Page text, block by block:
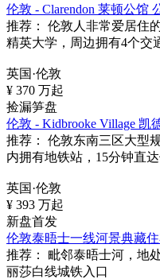
伦敦 - Clarendon 莱顿公馆
推荐：
伦敦人非常爱居住
精英大学，周边拥有4个交
英国·伦敦
¥ 370 万起
捡漏笋盘
伦敦 - Kidbrooke Village 凯
推荐：
伦敦东南三区大型
内拥有地铁站，15分钟直
英国·伦敦
¥ 393 万起
新盘首发
伦敦泰晤士一线河景典藏住
推荐：
毗邻泰晤士河，地
丽莎白线城铁入口